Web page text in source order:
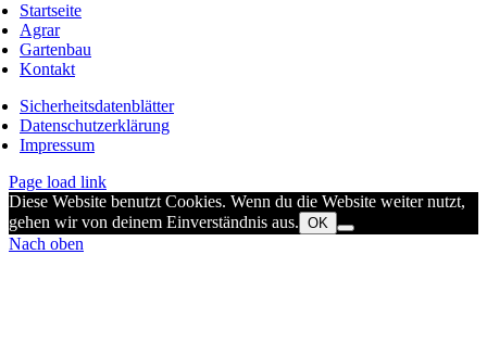
Startseite
Agrar
Gartenbau
Kontakt
Sicherheitsdatenblätter
Datenschutzerklärung
Impressum
Page load link
Diese Website benutzt Cookies. Wenn du die Website weiter nutzt,
gehen wir von deinem Einverständnis aus. OK
Nach oben